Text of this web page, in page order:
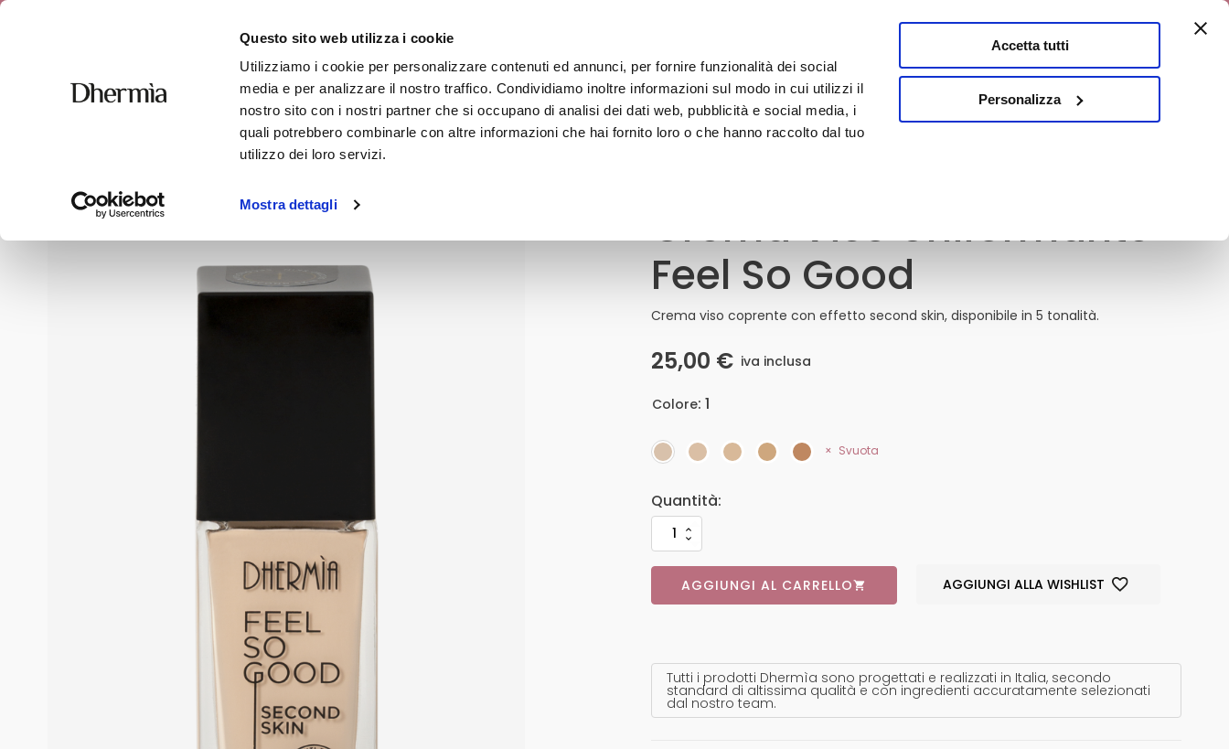
Questo sito web utilizza i cookie
Utilizziamo i cookie per personalizzare contenuti ed annunci, per fornire funzionalità dei social
media e per analizzare il nostro traffico. Condividiamo inoltre informazioni sul modo in cui utilizzi il
nostro sito con i nostri partner che si occupano di analisi dei dati web, pubblicità e social media, i
quali potrebbero combinarle con altre informazioni che hai fornito loro o che hanno raccolto dal tuo
utilizzo dei loro servizi.
Mostra dettagli
Accetta tutti
Personalizza
VISO CORPO CAPELLI SOLARI LINEE
Crema Viso Uniformante Feel So Good
Crema Viso Uniformante
Feel So Good
Crema viso coprente con effetto second skin, disponibile in 5 tonalità.
25,00 € iva inclusa
Colore: 1
Svuota
Feel
So
Quantità
AGGIUNGI AL CARRELLO AGGIUNGI ALLA WISHLIST
Tutti i prodotti Dhermìa sono progettati e realizzati in Italia, secondo
standard di altissima qualità e con ingredienti accuratamente selezionati
dal nostro team.